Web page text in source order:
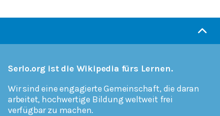
Serlo.org ist die Wikipedia fürs Lernen.
Wir sind eine engagierte Gemeinschaft, die daran
arbeitet, hochwertige Bildung weltweit frei
verfügbar zu machen.